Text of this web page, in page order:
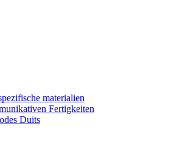
materialien
Fertigkeiten
Duits